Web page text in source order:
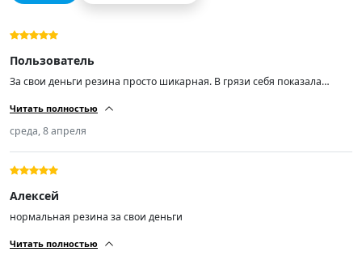
Пользователь
За свои деньги резина просто шикарная. В грязи себя показала
лёгкостью. На асфальте да чуть шумновато, но и резина не шоссейка.
Катаюсь две недели, во всех условиях снег, грязь, лёд, асфальт.
Устраивает полностью. резину и продавца рекомендую.
Читать полностью
среда, 8 апреля
Алексей
нормальная резина за свои деньги
Читать полностью